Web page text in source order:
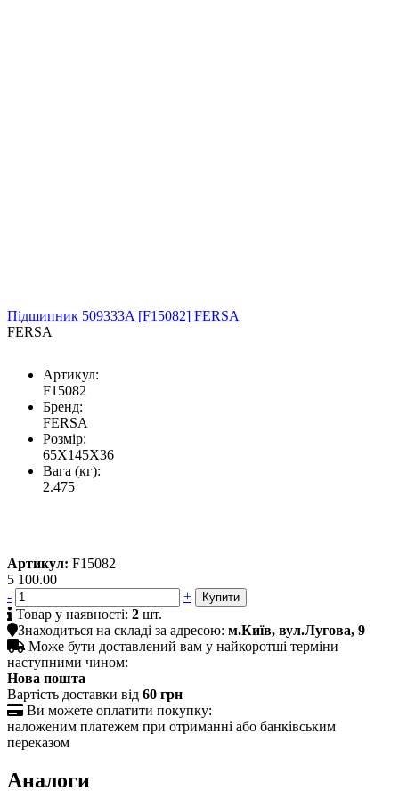
Підшипник 509333A [F15082] FERSA
FERSA
Артикул:
F15082
Бренд:
FERSA
Розмір:
65X145X36
Вага (кг):
2.475
Артикул: F15082
5 100.00
-
+
 Товар у наявності: 2 шт.
Знаходиться на складі за адресою: м.Київ, вул.Лугова, 9
 Може бути доставлений вам у найкоротші терміни
наступними чином:
Нова пошта
Вартість доставки від 60 грн
 Ви можете оплатити покупку:
наложеним платежем при отриманні або банківським
переказом
Аналоги